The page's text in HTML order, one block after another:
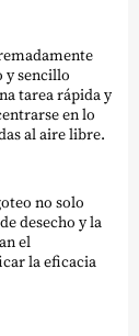
y sencillo
tarea rápida y
en lo
al aire libre.
no solo
desecho y la
el
la eficacia